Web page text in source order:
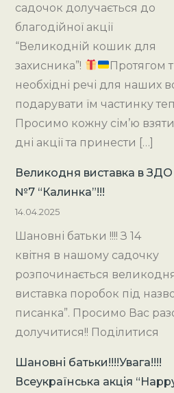
садочок долучається до
благодійної акції
“Великодній кошик для
захисника”!
Протягом
необхідні речі для наших
подарувати їм частинку
Просимо кожну сім’ю
дні акції та принести […]
Великодня виставка в ЗДО
№7 “Калинка”!!!
14.04.2025
Шановні батьки !!!! З 14
квітня в нашому садочку
розпочинається
виставка поробок під
писанка”. Просимо Вас
долучитися!! Поділитися
Шановні батьки!!!!Увага!!!!
Всеукраїнська акція